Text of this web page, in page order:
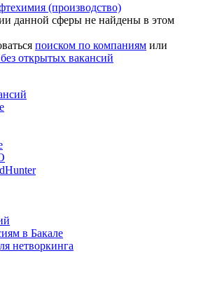
(производство)
данной сферы не найдены в этом
поиском по компаниям или
открытых вакансий
в Бакале
нетворкинга